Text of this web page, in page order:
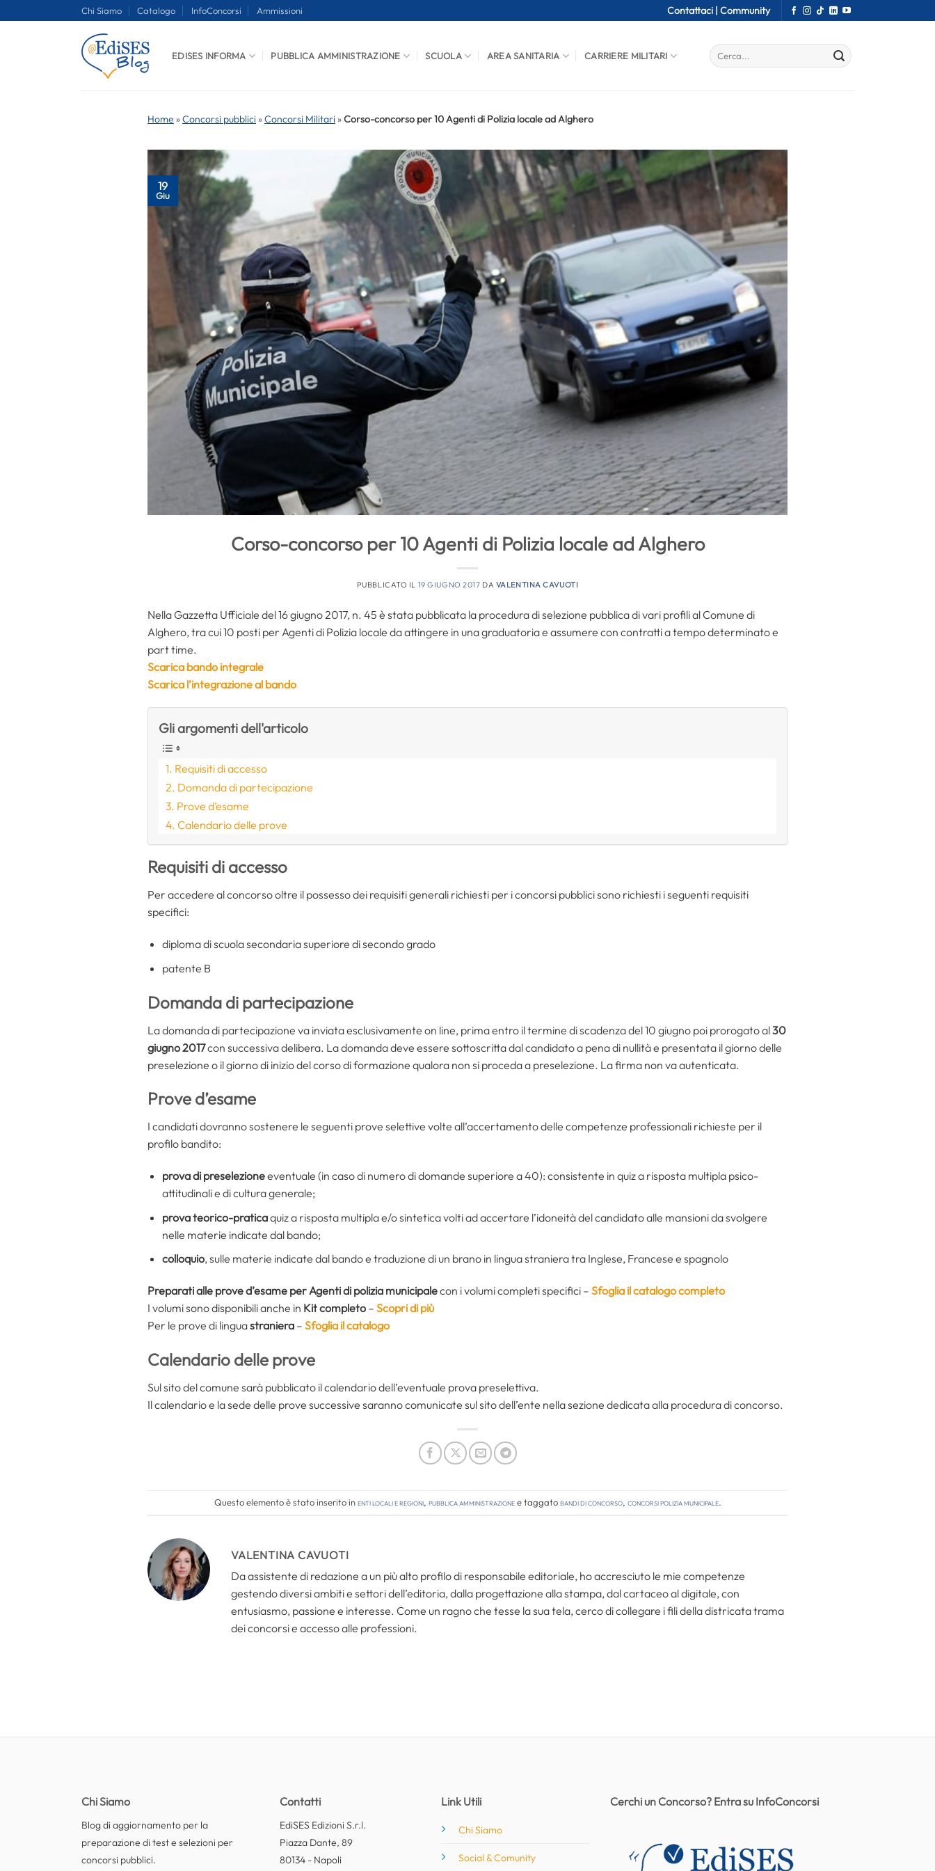
Chi Siamo Catalogo InfoConcorsi Ammissioni Contattaci | Community
EDISES INFORMA PUBBLICA AMMINISTRAZIONE SCUOLA AREA SANITARIA CARRIERE MILITARI
Home »Concorsi pubblici »Concorsi Militari »Corso-concorso per 10 Agenti di Polizia locale ad Alghero
19
Giu
Corso-concorso per 10 Agenti di Polizia locale ad Alghero
PUBBLICATO IL 19 GIUGNO 2017 DA VALENTINA CAVUOTI
Nella Gazzetta Ufficiale del 16 giugno 2017, n. 45 è stata pubblicata la procedura di selezione pubblica di vari profili al Comune di
Alghero, tra cui 10 posti per Agenti di Polizia locale da attingere in una graduatoria e assumere con contratti a tempo determinato e
part time.
Scarica bando integrale
Scarica l’integrazione al bando
Gli argomenti dell'articolo
Requisiti di accesso
Domanda di partecipazione
Prove d’esame
Calendario delle prove
Requisiti di accesso
Per accedere al concorso oltre il possesso dei requisiti generali richiesti per i concorsi pubblici sono richiesti i seguenti requisiti
specifici:
diploma di scuola secondaria superiore di secondo grado
patente B
Domanda di partecipazione
La domanda di partecipazione va inviata esclusivamente on line, prima entro il termine di scadenza del 10 giugno poi prorogato al30
giugno 2017con successiva delibera. La domanda deve essere sottoscritta dal candidato a pena di nullità e presentata il giorno delle
preselezione o il giorno di inizio del corso di formazione qualora non si proceda a preselezione. La firma non va autenticata.
Prove d’esame
I candidati dovranno sostenere le seguenti prove selettive volte all’accertamento delle competenze professionali richieste per il
profilo bandito:
prova di preselezioneeventuale (in caso di numero di domande superiore a 40): consistente in quiz a risposta multipla psico-
attitudinali e di cultura generale;
prova teorico-praticaquiz a risposta multipla e/o sintetica volti ad accertare l’idoneità del candidato alle mansioni da svolgere
nelle materie indicate dal bando;
colloquio, sulle materie indicate dal bando e traduzione di un brano in lingua straniera tra Inglese, Francese e spagnolo
Preparati alle prove d’esame per Agenti di polizia municipalecon i volumi completi specifici – Sfoglia il catalogo completo
I volumi sono disponibili anche in Kit completo – Scopri di più
Per le prove di linguastraniera – Sfoglia il catalogo
Calendario delle prove
Sul sito del comune sarà pubblicato il calendario dell’eventuale prova preselettiva.
Il calendario e la sede delle prove successive saranno comunicate sul sito dell’ente nella sezione dedicata alla procedura di concorso.
Questo elemento è stato inserito inEnti locali e regioni, Pubblica amministrazionee taggatobandi di concorso, concorsi polizia municipale.
VALENTINA CAVUOTI
Da assistente di redazione a un più alto profilo di responsabile editoriale, ho accresciuto le mie competenze
gestendo diversi ambiti e settori dell’editoria, dalla progettazione alla stampa, dal cartaceo al digitale, con
entusiasmo, passione e interesse. Come un ragno che tesse la sua tela, cerco di collegare i fili della districata trama
dei concorsi e accesso alle professioni.
Chi Siamo
Blog di aggiornamento per la
preparazione di test e selezioni per
concorsi pubblici.
Contatti
EdiSES Edizioni S.r.l.
Piazza Dante, 89
80134 - Napoli
Link Utili
Chi Siamo
Social & Comunity
Cerchi un Concorso? Entra su InfoConcorsi